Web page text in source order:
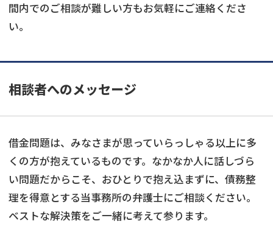
間内でのご相談が難しい方もお気軽にご連絡くださ
い。
相談者へのメッセージ
借金問題は、みなさまが思っていらっしゃる以上に多
くの方が抱えているものです。なかなか人に話しづら
い問題だからこそ、おひとりで抱え込まずに、債務整
理を得意とする当事務所の弁護士にご相談ください。
ベストな解決策をご一緒に考えて参ります。